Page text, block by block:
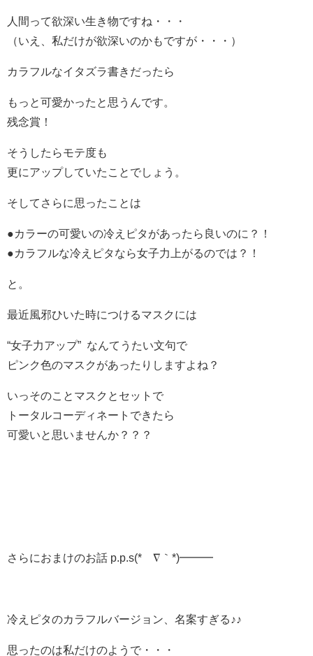
人間って欲深い生き物ですね・・・
（いえ、私だけが欲深いのかもですが・・・）
カラフルなイタズラ書きだったら
もっと可愛かったと思うんです。
残念賞！
そうしたらモテ度も
更にアップしていたことでしょう。
そしてさらに思ったことは
●カラーの可愛いの冷えピタがあったら良いのに？！
●カラフルな冷えピタなら女子力上がるのでは？！
と。
最近風邪ひいた時につけるマスクには
“女子力アップ” なんてうたい文句で
ピンク色のマスクがあったりしますよね？
いっそのことマスクとセットで
トータルコーディネートできたら
可愛いと思いませんか？？？
さらにおまけのお話 p.p.s(*´∇｀*)━━━
冷えピタのカラフルバージョン、名案すぎる♪♪
思ったのは私だけのようで・・・